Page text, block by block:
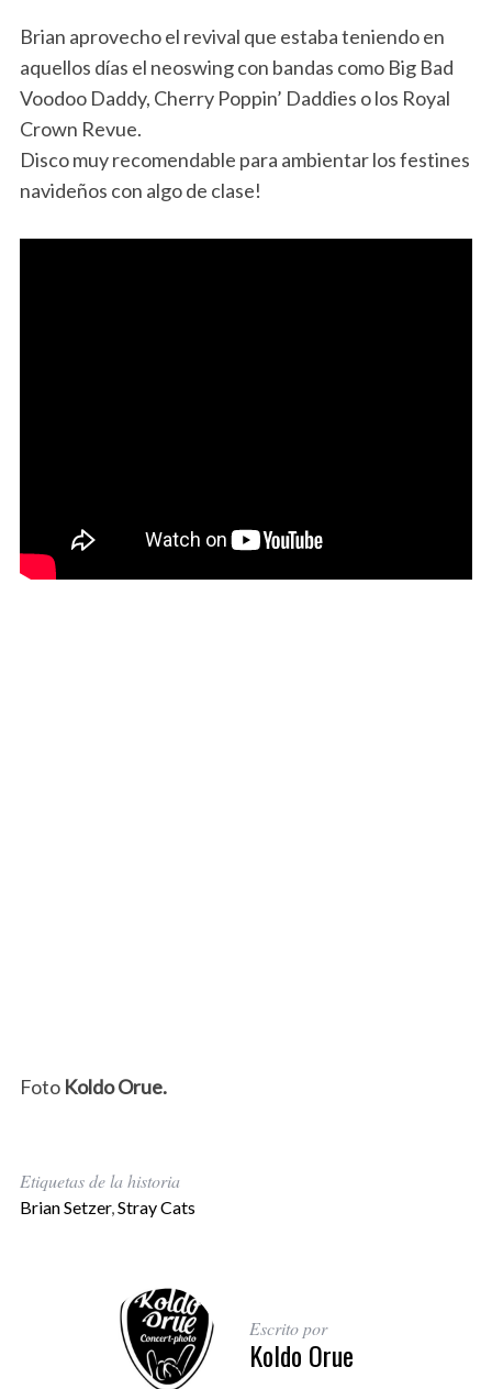
Brian aprovecho el revival que estaba teniendo en
aquellos días el neoswing con bandas como Big Bad
Voodoo Daddy, Cherry Poppin’ Daddies o los Royal
Crown Revue.
Disco muy recomendable para ambientar los festines
navideños con algo de clase!
Foto Koldo Orue.
Etiquetas de la historia
Brian Setzer, Stray Cats
Escrito por
Koldo Orue